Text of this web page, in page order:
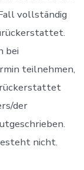
vollständig
bei
teilnehmen,
der
nicht.